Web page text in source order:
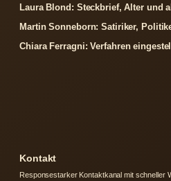
Laura Blond: Steckbrief, Alter und
Martin Sonneborn: Satiriker,
Chiara Ferragni: Verfahren
Kontakt
Responsestarker Kontaktkanal mit schneller